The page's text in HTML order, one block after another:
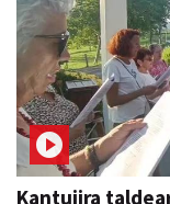
Kantujira